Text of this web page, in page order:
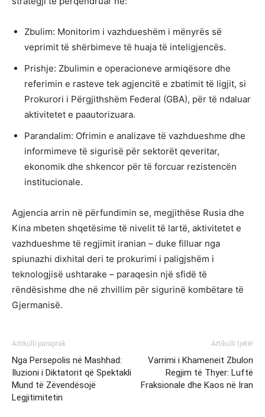
Zbulim: Monitorim i vazhdueshëm i mënyrës së
veprimit të shërbimeve të huaja të inteligjencës.
Prishje: Zbulimin e operacioneve armiqësore dhe
referimin e rasteve tek agjencitë e zbatimit të ligjit, si
Prokurori i Përgjithshëm Federal (GBA), për të ndaluar
aktivitetet e paautorizuara.
Parandalim: Ofrimin e analizave të vazhdueshme dhe
informimeve të sigurisë për sektorët qeveritar,
ekonomik dhe shkencor për të forcuar rezistencën
institucionale.
Agjencia arrin në përfundimin se, megjithëse Rusia dhe
Kina mbeten shqetësime të nivelit të lartë, aktivitetet e
vazhdueshme të regjimit iranian – duke filluar nga
spiunazhi dixhital deri te prokurimi i paligjshëm i
teknologjisë ushtarake – paraqesin një sfidë të
rëndësishme dhe në zhvillim për sigurinë kombëtare të
Gjermanisë.
Artikulli paraprak
Nga Persepolis në Mashhad:
Iluzioni i Diktatorit që Spektakli
Mund të Zëvendësojë
Legjitimitetin
Artikulli tjetër
Varrimi i Khameneit Zbulon
Regjim të Thyer: Luftë
Fraksionale dhe Kaos në Iran